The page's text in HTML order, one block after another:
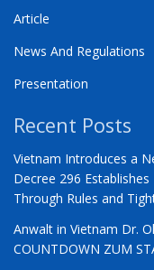
Article
News And Regulations
Presentation
Recent Posts
Vietnam Introduces a
Decree 296
Through Rules and
Anwalt in Vietnam Dr.
COUNTDOWN ZUM